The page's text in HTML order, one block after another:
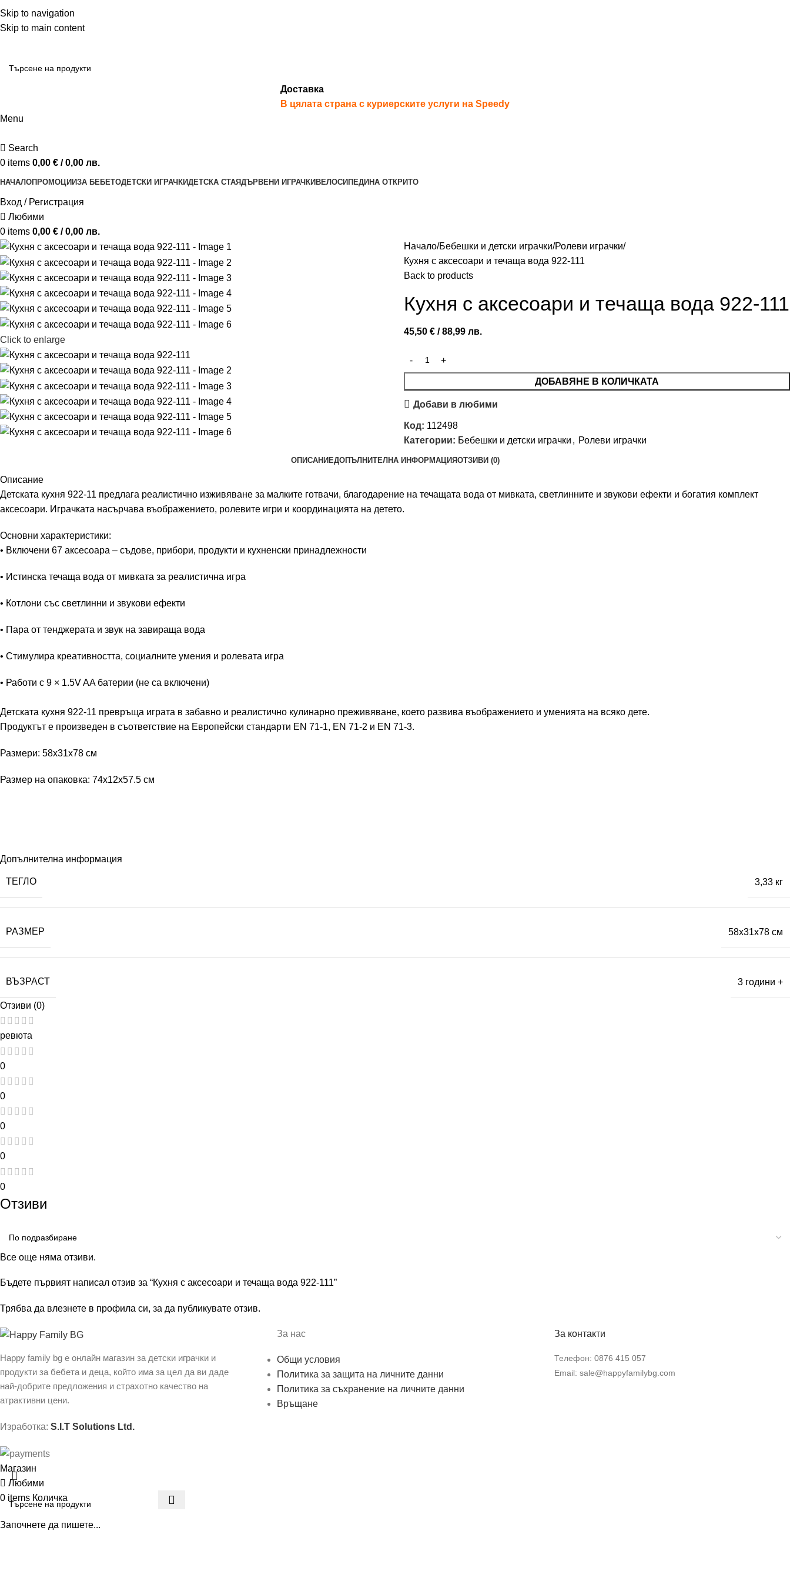
Skip to navigation
Skip to main content
Доставка
В цялата страна с куриерските услуги на Speedy
Menu
Search
0 items 0,00 € / 0,00 лв.
НАЧАЛОПРОМОЦИИЗА БЕБЕТОДЕТСКИ ИГРАЧКИДЕТСКА СТАЯДЪРВЕНИ ИГРАЧКИ ВЕЛОСИПЕДИ НА ОТКРИТО
Вход / Регистрация
Любими
0 items 0,00 € / 0,00 лв.
Click to enlarge
Начало Бебешки и детски играчки Ролеви играчки
Кухня с аксесоари и течаща вода 922-111
Back to products
Кухня с аксесоари и течаща вода 922-111
45,50 € / 88,99 лв.
ДОБАВЯНЕ В КОЛИЧКАТА
Добави в любими
Код: 112498
Категории: Бебешки и детски играчки , Ролеви играчки
ОПИСАНИЕДОПЪЛНИТЕЛНА ИНФОРМАЦИЯОТЗИВИ (0)
Описание
Детската кухня 922-11 предлага реалистично изживяване за малките готвачи, благодарение на течащата вода от мивката, светлинните и звукови ефекти и богатия комплект
аксесоари. Играчката насърчава въображението, ролевите игри и координацията на детето.
Основни характеристики:
• Включени 67 аксесоара – съдове, прибори, продукти и кухненски принадлежности
• Истинска течаща вода от мивката за реалистична игра
• Котлони със светлинни и звукови ефекти
• Пара от тенджерата и звук на завираща вода
• Стимулира креативността, социалните умения и ролевата игра
• Работи с 9 × 1.5V AA батерии (не са включени)
Детската кухня 922-11 превръща играта в забавно и реалистично кулинарно преживяване, което развива въображението и уменията на всяко дете.
Продуктът е произведен в съответствие на Европейски стандарти EN 71-1, EN 71-2 и EN 71-3.
Размери: 58x31x78 см
Размер на опаковка: 74x12x57.5 см
Допълнителна информация
ТЕГЛО 3,33 кг
РАЗМЕР 58x31x78 см
ВЪЗРАСТ 3 години +
Отзиви (0)
ревюта
0
0
0
0
0
Отзиви
Все още няма отзиви.
Бъдете първият написал отзив за “Кухня с аксесоари и течаща вода 922-111”
Трябва да влезнете в профила си, за да публикувате отзив.
Happy family bg е онлайн магазин за детски играчки и
продукти за бебета и деца, който има за цел да ви даде
най-добрите предложения и страхотно качество на
атрактивни цени.
За нас
Общи условия
Политика за защита на личните данни
Политика за съхранение на личните данни
Връщане
За контакти
Телефон: 0876 415 057
Email: sale@happyfamilybg.com
Изработка: S.I.T Solutions Ltd.
Започнете да пишете...
Магазин
Любими
0 items Количка